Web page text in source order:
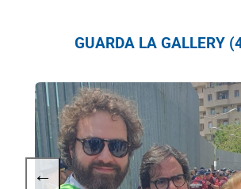
GUARDA LA GALLERY
←